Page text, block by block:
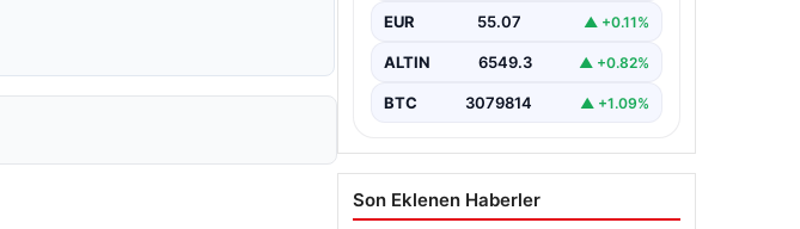
EUR 55.07 ▲ +0.11%
ALTIN 6549.3 ▲ +0.82%
BTC 3079814 ▲ +1.09%
Son Eklenen Haberler